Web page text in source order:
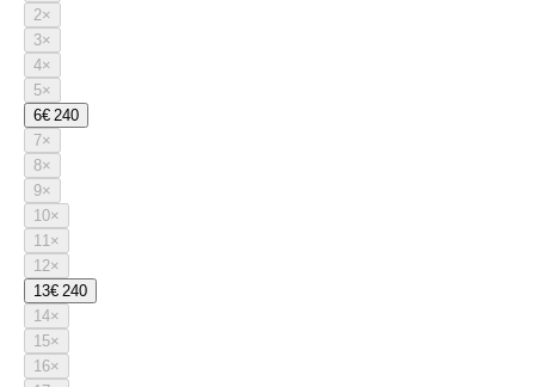
2×
3×
4×
5×
6€ 240
7×
8×
9×
10×
11×
12×
13€ 240
14×
15×
16×